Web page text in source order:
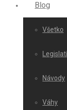
Blog
Všetko
Návody
Váhy